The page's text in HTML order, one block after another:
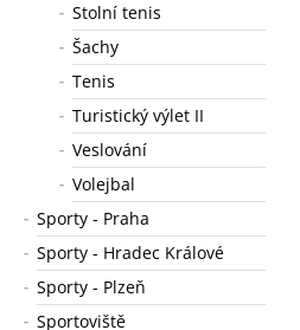
Stolní tenis
Šachy
Tenis
Turistický výlet II
Veslování
Volejbal
Sporty - Praha
Sporty - Hradec Králové
Sporty - Plzeň
Sportoviště